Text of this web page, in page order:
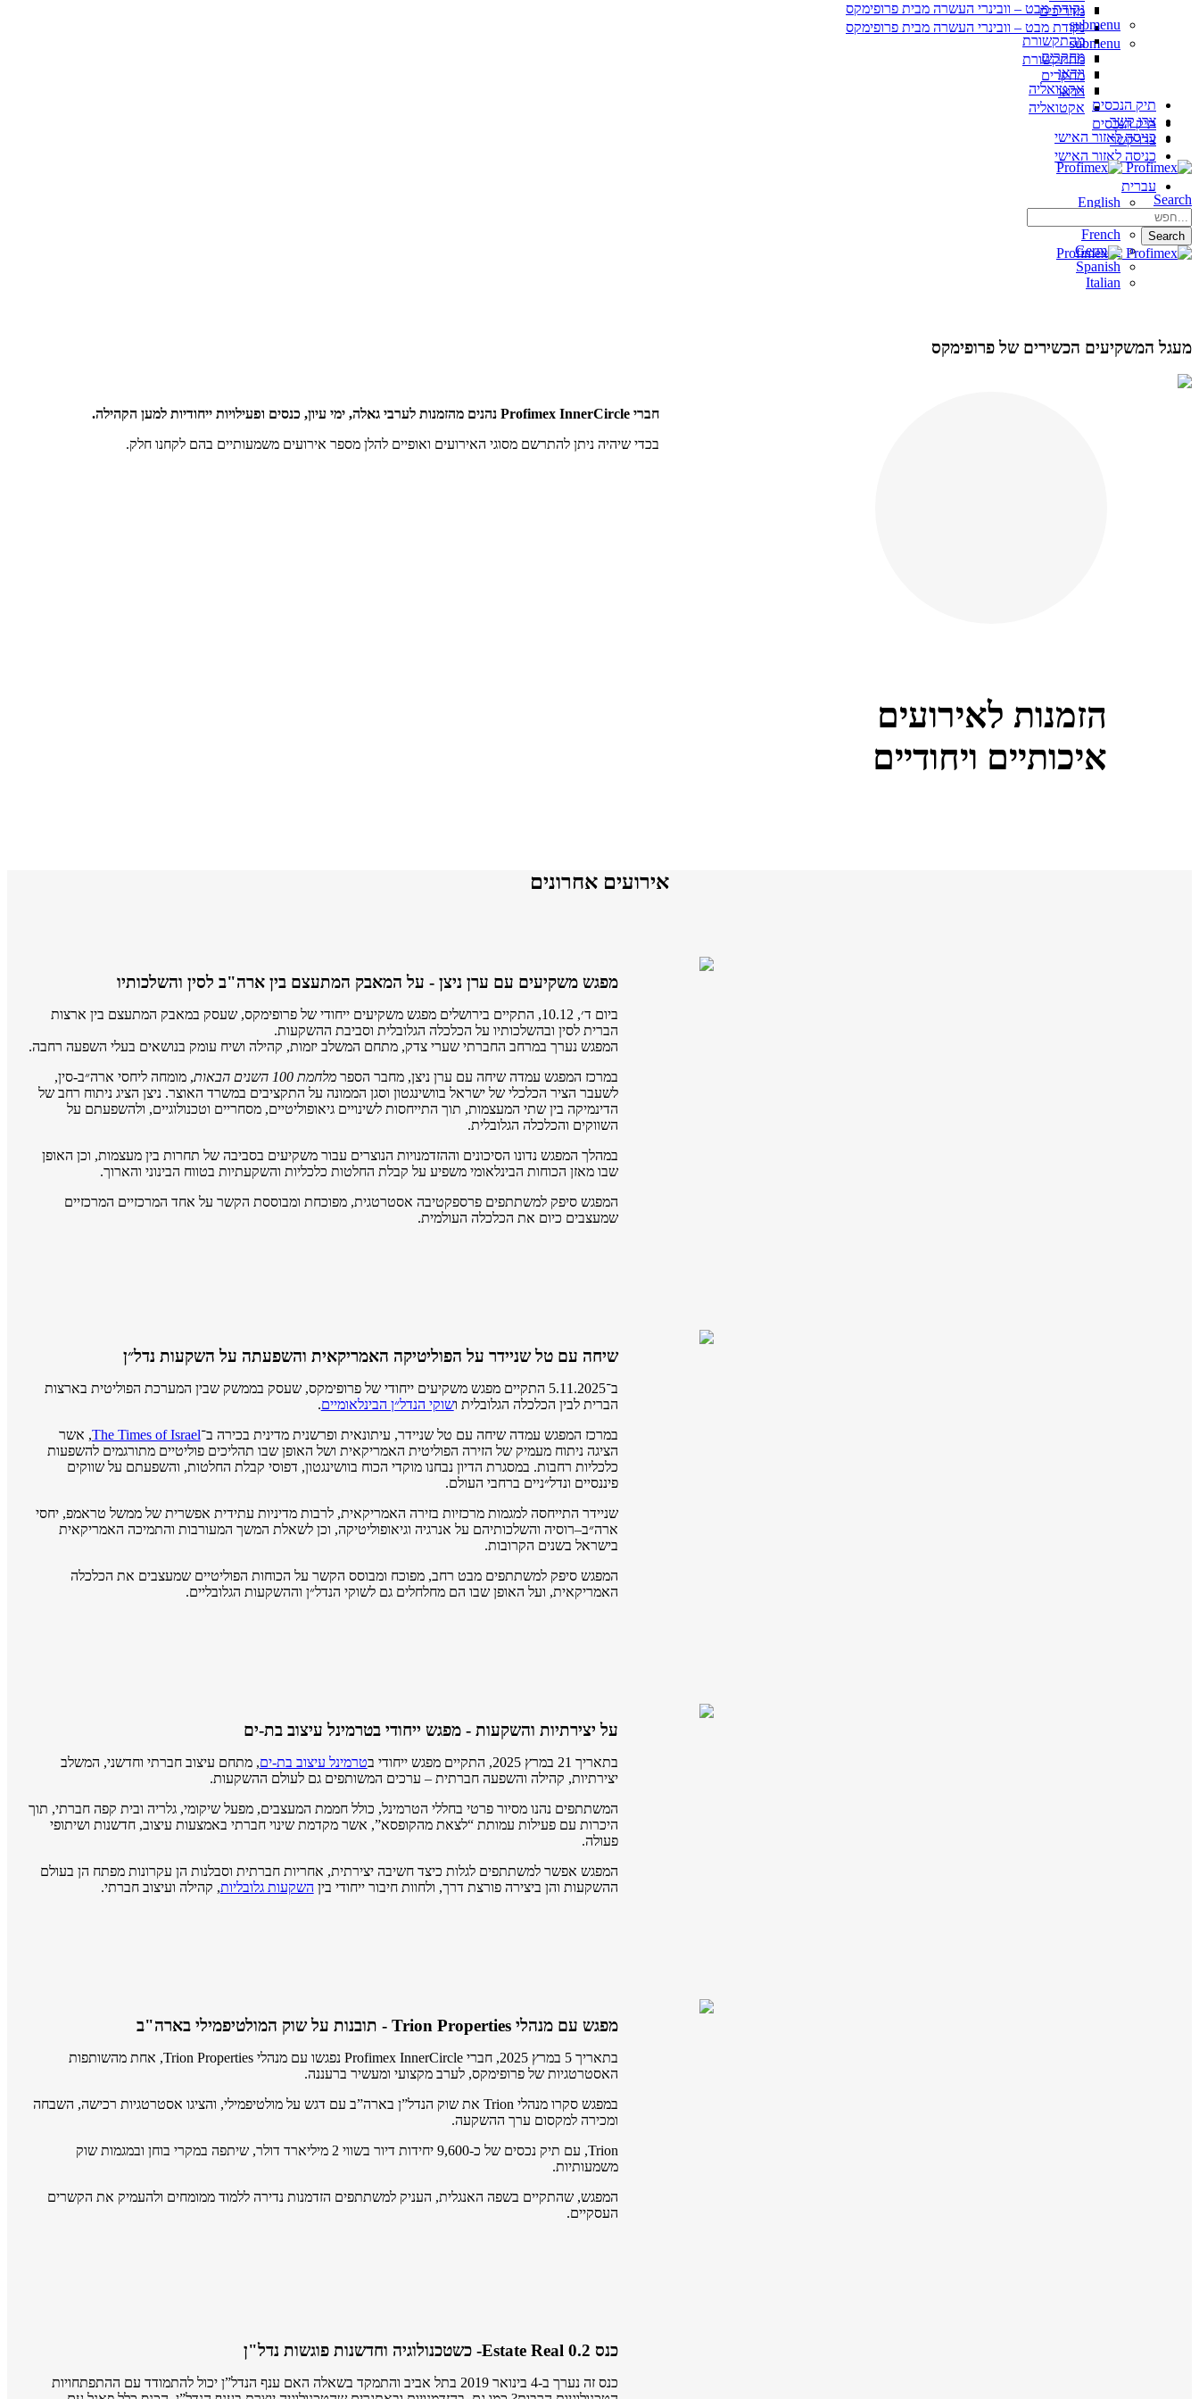
נקודת מבט – וובינרי העשרה מבית פרופימקס
submenu
מהתקשורת
מחקרים
וידאו
אקטואליה
תיק הנכסים
צרו קשר
כניסה לאזור האישי
Search
Search
מדריכים
נקודת מבט – וובינרי העשרה מבית פרופימקס
submenu
מהתקשורת
מחקרים
וידאו
אקטואליה
תיק הנכסים
צרו קשר
כניסה לאזור האישי
עברית
English
French
German
Spanish
Italian
מעגל המשקיעים הכשירים של פרופימקס
הזמנות לאירועים
איכותיים ויחודיים
חברי Profimex InnerCircle נהנים מהזמנות לערבי גאלה, ימי עיון, כנסים ופעילויות ייחודיות למען הקהילה.
בכדי שיהיה ניתן להתרשם מסוגי האירועים ואופיים להלן מספר אירועים משמעותיים בהם לקחנו חלק.
אירועים אחרונים
מפגש משקיעים עם ערן ניצן - על המאבק המתעצם בין ארה"ב לסין והשלכותיו
ביום ד׳, 10.12, התקיים בירושלים מפגש משקיעים ייחודי של פרופימקס, שעסק במאבק המתעצם בין ארצות
הברית לסין ובהשלכותיו על הכלכלה הגלובלית וסביבת ההשקעות.
המפגש נערך במרחב החברתי שערי צדק, מתחם המשלב יזמות, קהילה ושיח עומק בנושאים בעלי השפעה רחבה.
במרכז המפגש עמדה שיחה עם ערן ניצן, מחבר הספרמלחמת 100 השנים הבאות
, מומחה ליחסי ארה״ב-סין,
לשעבר הציר הכלכלי של ישראל בוושינגטון וסגן הממונה על התקציבים במשרד האוצר. ניצן הציג ניתוח רחב של
הדינמיקה בין שתי המעצמות, תוך התייחסות לשינויים גיאופוליטיים, מסחריים וטכנולוגיים, ולהשפעתם על
השווקים והכלכלה הגלובלית.
במהלך המפגש נדונו הסיכונים וההזדמנויות הנוצרים עבור משקיעים בסביבה של תחרות בין מעצמות, וכן האופן
שבו מאזן הכוחות הבינלאומי משפיע על קבלת החלטות כלכליות והשקעתיות בטווח הבינוני והארוך.
המפגש סיפק למשתתפים פרספקטיבה אסטרטגית, מפוכחת ומבוססת הקשר על אחד המרכזיים המרכזיים
שמעצבים כיום את הכלכלה העולמית.
שיחה עם טל שניידר על הפוליטיקה האמריקאית והשפעתה על השקעות נדל״ן
ב־5.11.2025 התקיים מפגש משקיעים ייחודי של פרופימקס, שעסק בממשק שבין המערכת הפוליטית בארצות
הברית לבין הכלכלה הגלובלית ושוקי הנדל״ן הבינלאומיים.
במרכז המפגש עמדה שיחה עם טל שניידר, עיתונאית ופרשנית מדינית בכירה ב־The Times of Israel, אשר
הציגה ניתוח מעמיק של הזירה הפוליטית האמריקאית ושל האופן שבו תהליכים פוליטיים מתורגמים להשפעות
כלכליות רחבות. במסגרת הדיון נבחנו מוקדי הכוח בוושינגטון, דפוסי קבלת החלטות, והשפעתם על שווקים
פיננסיים ונדל״ניים ברחבי העולם.
שניידר התייחסה למגמות מרכזיות בזירה האמריקאית, לרבות מדיניות עתידית אפשרית של ממשל טראמפ, יחסי
ארה״ב–רוסיה והשלכותיהם על אנרגיה וגיאופוליטיקה, וכן לשאלת המשך המעורבות והתמיכה האמריקאית
בישראל בשנים הקרובות.
המפגש סיפק למשתתפים מבט רחב, מפוכח ומבוסס הקשר על הכוחות הפוליטיים שמעצבים את הכלכלה
האמריקאית, ועל האופן שבו הם מחלחלים גם לשוקי הנדל״ן וההשקעות הגלובליים.
על יצירתיות והשקעות - מפגש ייחודי בטרמינל עיצוב בת-ים
בתאריך 21 במרץ 2025, התקיים מפגש ייחודי ב טרמינל עיצוב בת-ים, מתחם עיצוב חברתי וחדשני, המשלב
יצירתיות, קהילה והשפעה חברתית – ערכים המשותפים גם לעולם ההשקעות.
המשתתפים נהנו מסיור פרטי בחללי הטרמינל, כולל חממת המעצבים, מפעל שיקומי, גלריה ובית קפה חברתי, תוך
היכרות עם פעילות עמותת “לצאת מהקופסא”, אשר מקדמת שינוי חברתי באמצעות עיצוב, חדשנות ושיתופי
פעולה.
המפגש אפשר למשתתפים לגלות כיצד חשיבה יצירתית, אחריות חברתית וסבלנות הן עקרונות מפתח הן בעולם
ההשקעות והן ביצירה פורצת דרך, ולחוות חיבור ייחודי בין השקעות גלובליות, קהילה ועיצוב חברתי.
מפגש עם מנהלי Trion Properties - תובנות על שוק המולטיפמילי בארה"ב
בתאריך 5 במרץ 2025, חברי Profimex InnerCircle נפגשו עם מנהלי Trion Properties, אחת מהשותפות
האסטרטגיות של פרופימקס, לערב מקצועי ומעשיר ברעננה.
במפגש סקרו מנהלי Trion את שוק הנדל”ן בארה”ב עם דגש על מולטיפמילי, והציגו אסטרטגיות רכישה, השבחה
ומכירה למקסום ערך ההשקעה.
Trion, עם תיק נכסים של כ-9,600 יחידות דיור בשווי 2 מיליארד דולר, שיתפה במקרי בוחן ובמגמות שוק
משמעותיות.
המפגש, שהתקיים בשפה האנגלית, העניק למשתתפים הזדמנות נדירה ללמוד ממומחים ולהעמיק את הקשרים
העסקיים.
כנס 0.2 Estate Real- כשטכנולוגיה וחדשנות פוגשות נדל"ן
כנס זה נערך ב-4 בינואר 2019 בתל אביב והתמקד בשאלה האם ענף הנדל”ן יכול להתמודד עם ההתפתחויות